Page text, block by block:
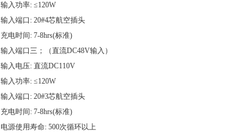
输入功率: ≤120W
输入端口: 20#4芯航空插头
充电时间: 7-8hrs(标准)
输入端口三；（直流DC48V输入）
输入电压: 直流DC110V
输入功率: ≤120W
输入端口: 20#3芯航空插头
充电时间: 7-8hrs(标准)
电源使用寿命: 500次循环以上